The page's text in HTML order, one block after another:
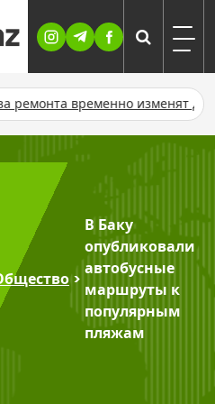
ремонта временно изменят
>
В Баку
опубликовали
автобусные
маршруты к
популярным
пляжам